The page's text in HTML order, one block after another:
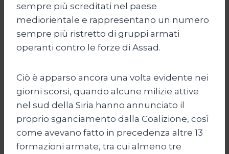
sempre più screditati nel paese
mediorientale e rappresentano un numero
sempre più ristretto di gruppi armati
operanti contro le forze di Assad.
Ciò è apparso ancora una volta evidente nei
giorni scorsi, quando alcune milizie attive
nel sud della Siria hanno annunciato il
proprio sganciamento dalla Coalizione, così
come avevano fatto in precedenza altre 13
formazioni armate, tra cui almeno tre